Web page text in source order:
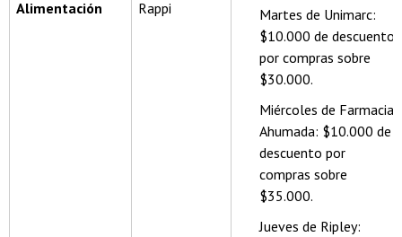
Alimentación Rappi
Martes de Unimarc:
$10.000 de descuento
por compras sobre
$30.000.
Miércoles de Farmacia
Ahumada: $10.000 de
descuento por
compras sobre
$35.000.
Jueves de Ripley: